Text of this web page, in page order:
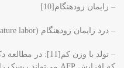
– زایمان زودهنگام[10]
– درد زایمان زودهنگام (Premature labor)